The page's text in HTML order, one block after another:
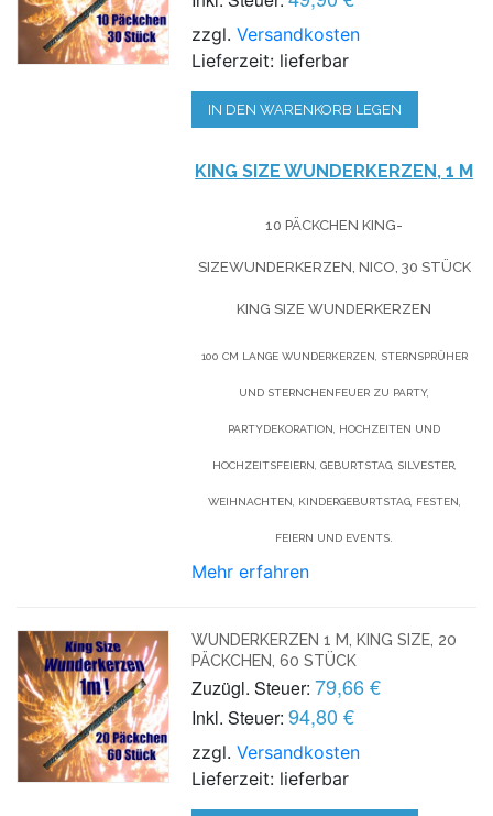
zzgl.Versandkosten
Lieferzeit: lieferbar
IN DEN WARENKORB LEGEN
KING SIZE WUNDERKERZEN, 1 M
10 PÄCKCHEN KING-
SIZEWUNDERKERZEN, NICO, 30 STÜCK
KING SIZE WUNDERKERZEN
100 CM LANGE WUNDERKERZEN, STERNSPRÜHER
UND STERNCHENFEUER ZU PARTY,
PARTYDEKORATION, HOCHZEITEN UND
HOCHZEITSFEIERN, GEBURTSTAG, SILVESTER,
WEIHNACHTEN, KINDERGEBURTSTAG, FESTEN,
FEIERN UND EVENTS.
Mehr erfahren
WUNDERKERZEN 1 M, KING SIZE, 20
PÄCKCHEN, 60 STÜCK
Zuzügl. Steuer: 79,66 €
Inkl. Steuer: 94,80 €
zzgl.Versandkosten
Lieferzeit: lieferbar